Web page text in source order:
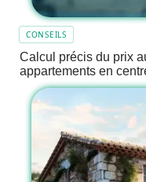
CONSEILS
Calcul précis du prix
appartements en